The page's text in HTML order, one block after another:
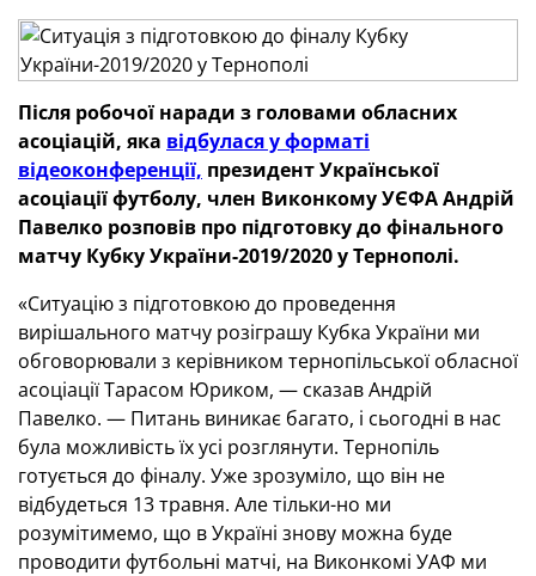
Після робочої наради з головами обласних
асоціацій, яка відбулася у форматі
відеоконференції, президент Української
асоціації футболу, член Виконкому УЄФА Андрій
Павелко розповів про підготовку до фінального
матчу Кубку України-2019/2020 у Тернополі.
«Ситуацію з підготовкою до проведення
вирішального матчу розіграшу Кубка України ми
обговорювали з керівником тернопільської обласної
асоціації Тарасом Юриком, — сказав Андрій
Павелко. — Питань виникає багато, і сьогодні в нас
була можливість їх усі розглянути. Тернопіль
готується до фіналу. Уже зрозуміло, що він не
відбудеться 13 травня. Але тільки-но ми
розумітимемо, що в Україні знову можна буде
проводити футбольні матчі, на Виконкомі УАФ ми